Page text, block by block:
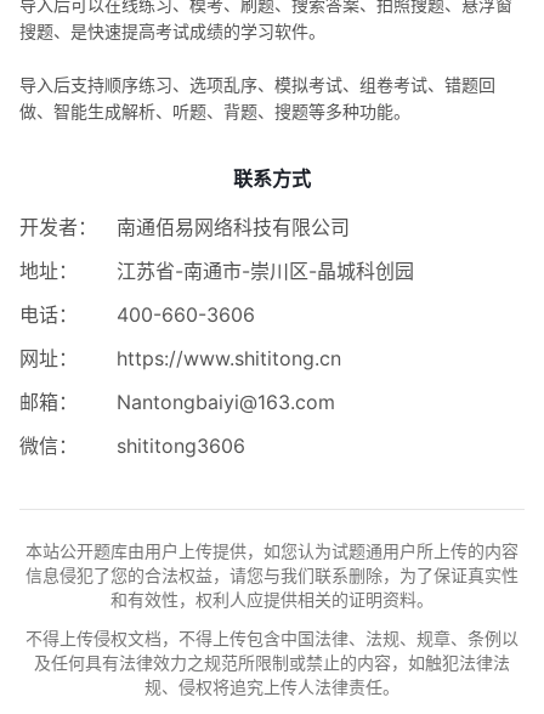
导入后可以在线练习、模考、刷题、搜索答案、拍照搜题、悬浮窗
搜题、是快速提高考试成绩的学习软件。
导入后支持顺序练习、选项乱序、模拟考试、组卷考试、错题回
做、智能生成解析、听题、背题、搜题等多种功能。
联系方式
开发者：
南通佰易网络科技有限公司
地址：
江苏省-南通市-崇川区-晶城科创园
电话：
400-660-3606
网址：
https://www.shititong.cn
邮箱：
Nantongbaiyi@163.com
微信：
shititong3606
本站公开题库由用户上传提供，如您认为试题通用户所上传的内容
信息侵犯了您的合法权益，请您与我们联系删除，为了保证真实性
和有效性，权利人应提供相关的证明资料。
不得上传侵权文档，不得上传包含中国法律、法规、规章、条例以
及任何具有法律效力之规范所限制或禁止的内容，如触犯法律法
规、侵权将追究上传人法律责任。